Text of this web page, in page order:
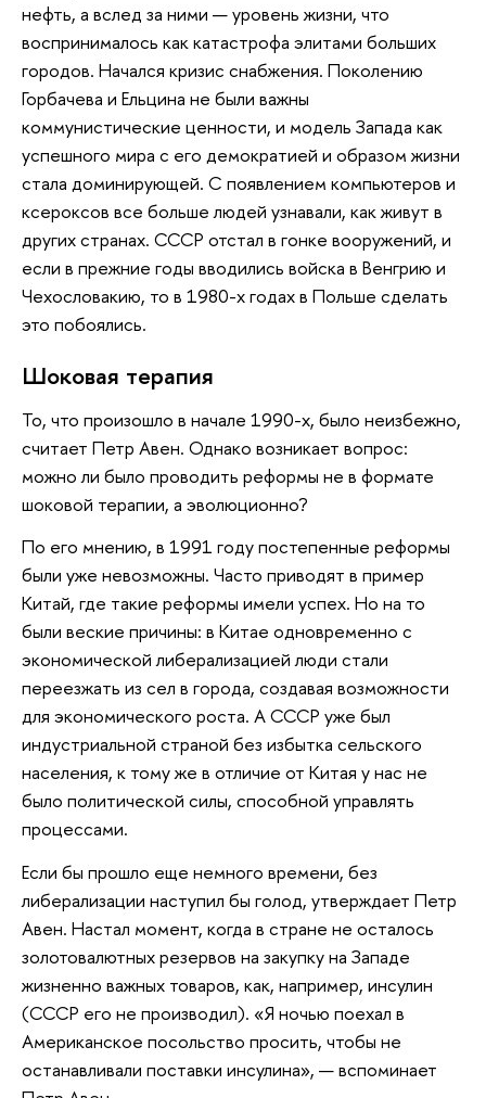
нефть, а вслед за ними — уровень жизни, что
воспринималось как катастрофа элитами больших
городов. Начался кризис снабжения. Поколению
Горбачева и Ельцина не были важны
коммунистические ценности, и модель Запада как
успешного мира с его демократией и образом жизни
стала доминирующей. С появлением компьютеров и
ксероксов все больше людей узнавали, как живут в
других странах. СССР отстал в гонке вооружений, и
если в прежние годы вводились войска в Венгрию и
Чехословакию, то в 1980-х годах в Польше сделать
это побоялись.
Шоковая терапия
То, что произошло в начале 1990-х, было неизбежно,
считает Петр Авен. Однако возникает вопрос:
можно ли было проводить реформы не в формате
шоковой терапии, а эволюционно?
По его мнению, в 1991 году постепенные реформы
были уже невозможны. Часто приводят в пример
Китай, где такие реформы имели успех. Но на то
были веские причины: в Китае одновременно с
экономической либерализацией люди стали
переезжать из сел в города, создавая возможности
для экономического роста. А СССР уже был
индустриальной страной без избытка сельского
населения, к тому же в отличие от Китая у нас не
было политической силы, способной управлять
процессами.
Если бы прошло еще немного времени, без
либерализации наступил бы голод, утверждает Петр
Авен. Настал момент, когда в стране не осталось
золотовалютных резервов на закупку на Западе
жизненно важных товаров, как, например, инсулин
(СССР его не производил). «Я ночью поехал в
Американское посольство просить, чтобы не
останавливали поставки инсулина», — вспоминает